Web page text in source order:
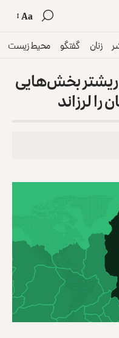
Aa
زنان گفتگو محیط زیست
زمین‌لرزه‌ای با قدرت ۵.۱ ریشتر بخش‌هایی
لرزاند